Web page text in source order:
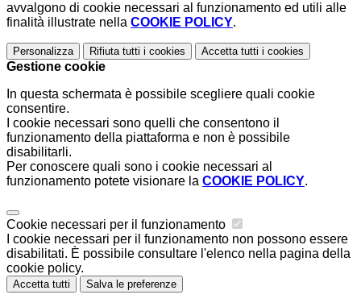
avvalgono di cookie necessari al funzionamento ed utili alle
finalità illustrate nella COOKIE POLICY.
Personalizza Rifiuta tutti i cookies Accetta tutti i cookies
Gestione cookie
In questa schermata è possibile scegliere quali cookie
consentire.
I cookie necessari sono quelli che consentono il
funzionamento della piattaforma e non è possibile
disabilitarli.
Per conoscere quali sono i cookie necessari al
funzionamento potete visionare la COOKIE POLICY.
Cookie necessari per il funzionamento
I cookie necessari per il funzionamento non possono essere
disabilitati. È possibile consultare l'elenco nella pagina della
cookie policy.
Accetta tutti Salva le preferenze